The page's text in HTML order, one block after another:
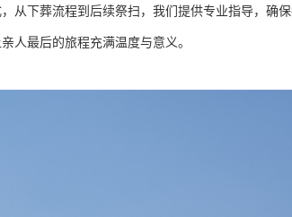
从下葬流程到后续祭扫，我们提供专业指导，确
人最后的旅程充满温度与意义。